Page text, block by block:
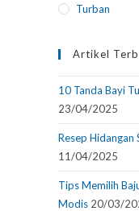
Turban
Artikel
10 Tanda Bayi
23/04/2025
Resep Hidangan
11/04/2025
Tips Memilih
Modis 20/03/